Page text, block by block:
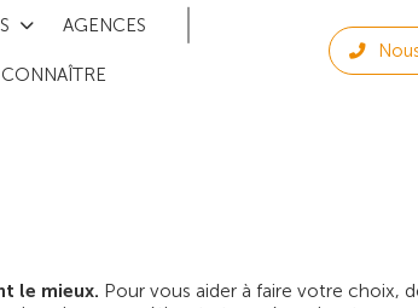
AGENCES
le mieux. Pour vous aider à faire votre choix,